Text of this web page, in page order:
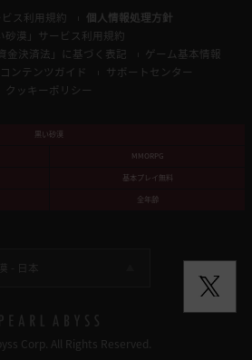
ス利用規約
個人情報処理方針
砂漠」サービス利用規約
金決済法」に基づく表記
ゲーム基本情報
ンテンツガイド
サポートセンター
クッキーポリシー
黒い砂漠
MMORPG
基本プレイ無料
全年齢
- 日本
Corp. All Rights Reserved.